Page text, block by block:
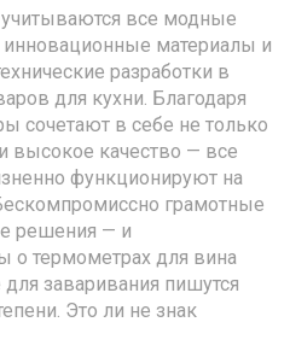
все модные
инновационные материалы и
разработки в
для кухни. Благодаря
сочетают в себе не только
высокое качество — все
функционируют на
грамотные
решения — и
о термометрах для вина
заваривания пишутся
Это ли не знак